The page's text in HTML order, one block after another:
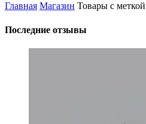
Главная Магазин Товары с
Последние отзывы